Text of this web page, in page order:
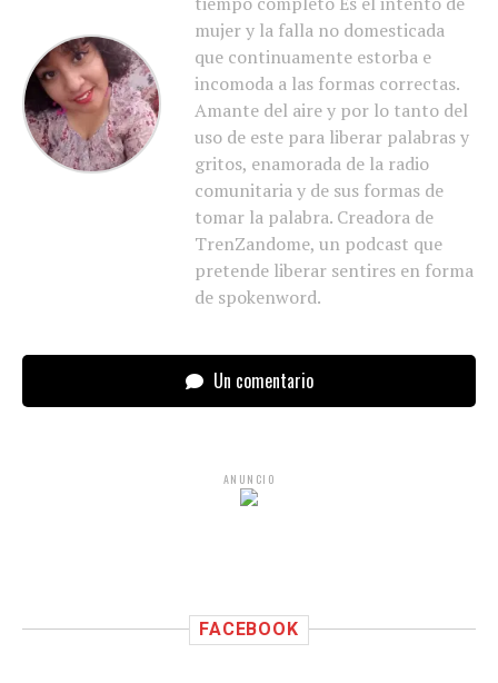
mujer y la falla no domesticada
que continuamente estorba e
incomoda a las formas correctas.
Amante del aire y por lo tanto del
uso de este para liberar palabras y
gritos, enamorada de la radio
comunitaria y de sus formas de
tomar la palabra. Creadora de
TrenZandome, un podcast que
pretende liberar sentires en forma
de spokenword.
Un comentario
ANUNCIO
FACEBOOK